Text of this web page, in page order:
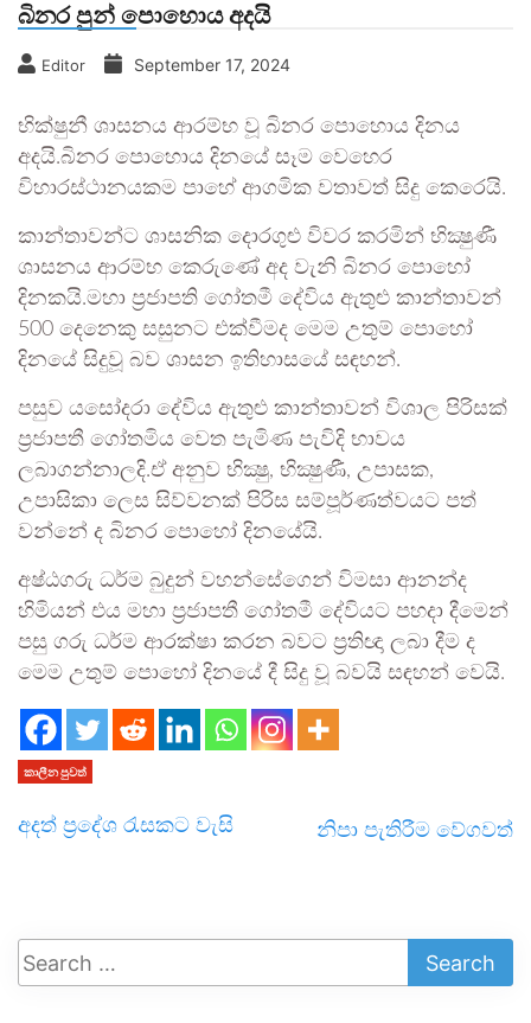
බිනර පුන් පොහොය අදයි
Editor September 17, 2024
භික්ෂුනී ශාසනය ආරම්භ වූ බිනර පොහොය දිනය
අදයි.බිනර පොහොය දිනයේ සෑම වෙහෙර
විහාරස්ථානයකම පාහේ ආගමික වතාවත් සිදු කෙරෙයි.
කාන්තාවන්ට ශාසනික දොරගුළු විවර කරමින් භික්‍ෂුණී
ශාසනය ආරම්භ කෙරුණේ අද වැනි බිනර පොහෝ
දිනකයි.මහා ප්‍රජාපති ගෝතමී දේවිය ඇතුළු කාන්තාවන්
500 දෙනෙකු සසුනට එක්වීමද මෙම උතුම් පොහෝ
දිනයේ සිදුවූ බව ශාසන ඉතිහාසයේ සඳහන්.
පසුව යසෝදරා දේවිය ඇතුළු කාන්තාවන් විශාල පිරිසක්
ප්‍රජාපතී ගෝතමිය වෙත පැමිණ පැවිදි භාවය
ලබාගන්නාලදි.ඒ අනුව භික්‍ෂු, භික්‍ෂුණී, උපාසක,
උපාසිකා ලෙස සිව්වනක් පිරිස සම්පූර්ණත්වයට පත්
වන්නේ ද බිනර පොහෝ දිනයේයි.
අෂ්ඨගරු ධර්ම බුදුන් වහන්සේගෙන් විමසා ආනන්ද
හිමියන් එය මහා ප්‍රජාපතී ගෝතමී දේවියට පහදා දීමෙන්
පසු ගරු ධර්ම ආරක්ෂා කරන බවට ප්‍රතිඥා ලබා දීම ද
මෙම උතුම් පොහෝ දිනයේ දී සිදු වූ බවයි සඳහන් වෙයි.
කාලීන පුවත්
අදත් ප්‍රදේශ රැසකට වැසි නිපා පැතිරීම වේගවත්